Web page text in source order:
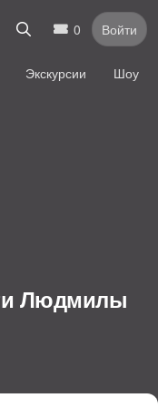
0 Войти
Экскурсии Шоу
Людмилы